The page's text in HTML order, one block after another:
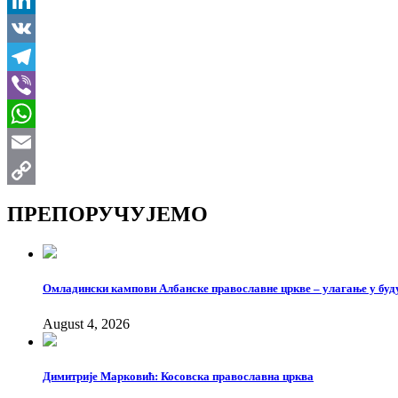
LinkedIn
VK
Telegram
Viber
WhatsApp
Email
ПРЕПОРУЧУЈЕМО
Омладински кампови Албанске православне цркве – улагање у
August 4, 2026
Димитрије Марковић: Косовска православна црква